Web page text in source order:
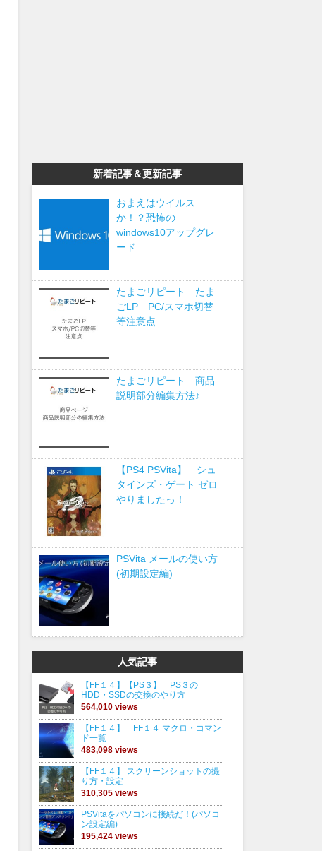
新着記事＆更新記事
おまえはウイルス
か！？恐怖の
windows10アップグレ
ード
たまごリピート たま
ごLP PC/スマホ切替
等注意点
たまごリピート 商品
説明部分編集方法♪
【PS4 PSVita】 シュ
タインズ・ゲート ゼロ
やりましたっ！
PSVita メールの使い方
(初期設定編)
人気記事
【FF１４】【PS３】 PS３の
HDD・SSDの交換のやり方
564,010 views
【FF１４】 FF１４ マクロ・コマン
ド一覧
483,098 views
【FF１４】 スクリーンショットの撮
り方・設定
310,305 views
PSVitaをパソコンに接続だ！(パソコ
ン設定編)
195,424 views